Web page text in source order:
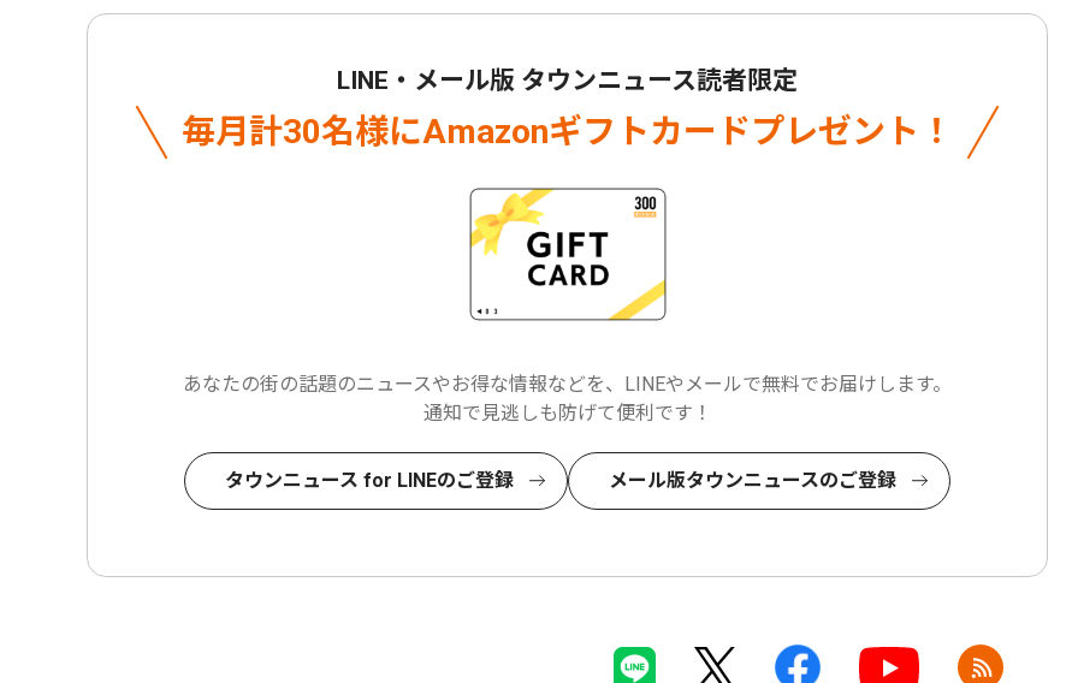
LINE・メール版 タウンニュース読者限定
毎月計30名様にAmazonギフトカードプレゼント！
あなたの街の話題のニュースやお得な情報などを、LINEやメールで無料でお届けします。
通知で見逃しも防げて便利です！
タウンニュース for LINEのご登録 メール版タウンニュースのご登録